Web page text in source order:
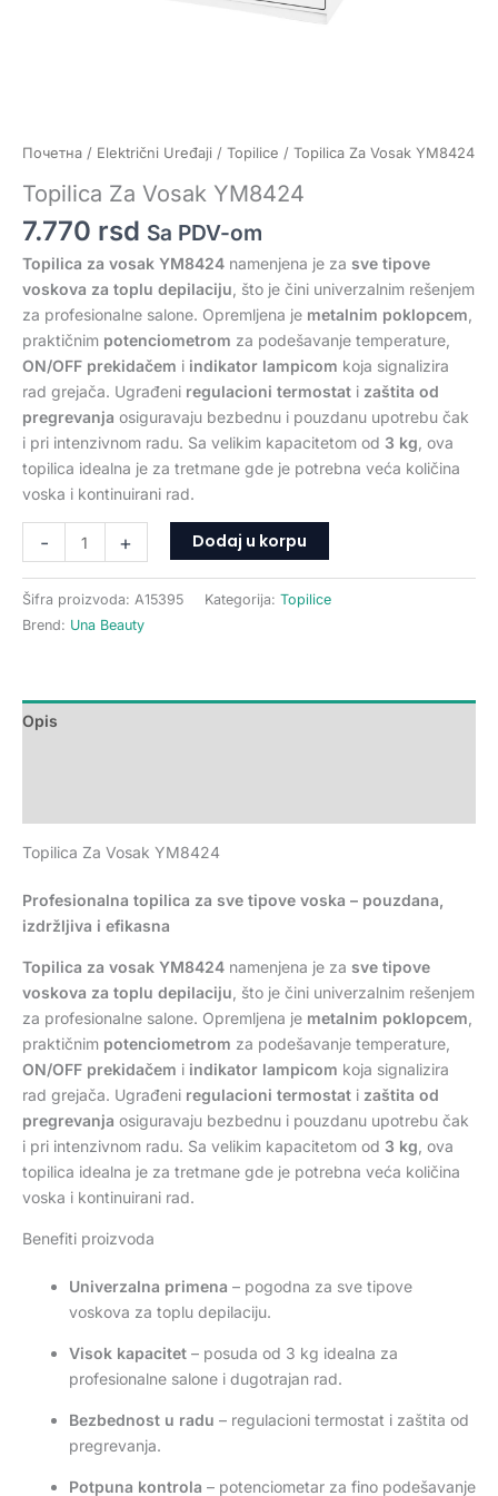
Почетна / Električni Uređaji / Topilice / Topilica Za Vosak YM8424
Topilica Za Vosak YM8424
7.770 rsd Sa PDV-om
Topilica za vosak YM8424 namenjena je za sve tipove
voskova za toplu depilaciju , što je čini univerzalnim rešenjem
za profesionalne salone. Opremljena je metalnim poklopcem
praktičnim potenciometrom za podešavanje temperature,
ON/OFF prekidačem i indikator lampicom koja signalizira
rad grejača. Ugrađeni regulacioni termostat i zaštita od
pregrevanja osiguravaju bezbednu i pouzdanu upotrebu čak
i pri intenzivnom radu. Sa velikim kapacitetom od 3 kg , ova
topilica idealna je za tretmane gde je potrebna veća količina
voska i kontinuirani rad.
- + Dodaj u korpu
Šifra proizvoda: A15395 Kategorija: Topilice
Brend: Una Beauty
Opis
Topilica Za Vosak YM8424
Profesionalna topilica za sve tipove voska – pouzdana,
izdržljiva i efikasna
Topilica za vosak YM8424 namenjena je za sve tipove
voskova za toplu depilaciju , što je čini univerzalnim rešenjem
za profesionalne salone. Opremljena je metalnim poklopcem
praktičnim potenciometrom za podešavanje temperature,
ON/OFF prekidačem i indikator lampicom koja signalizira
rad grejača. Ugrađeni regulacioni termostat i zaštita od
pregrevanja osiguravaju bezbednu i pouzdanu upotrebu čak
i pri intenzivnom radu. Sa velikim kapacitetom od 3 kg , ova
topilica idealna je za tretmane gde je potrebna veća količina
voska i kontinuirani rad.
Benefiti proizvoda
Univerzalna primena – pogodna za sve tipove
voskova za toplu depilaciju.
Visok kapacitet – posuda od 3 kg idealna za
profesionalne salone i dugotrajan rad.
Bezbednost u radu – regulacioni termostat i zaštita od
pregrevanja.
Potpuna kontrola – potenciometar za fino podešavanje